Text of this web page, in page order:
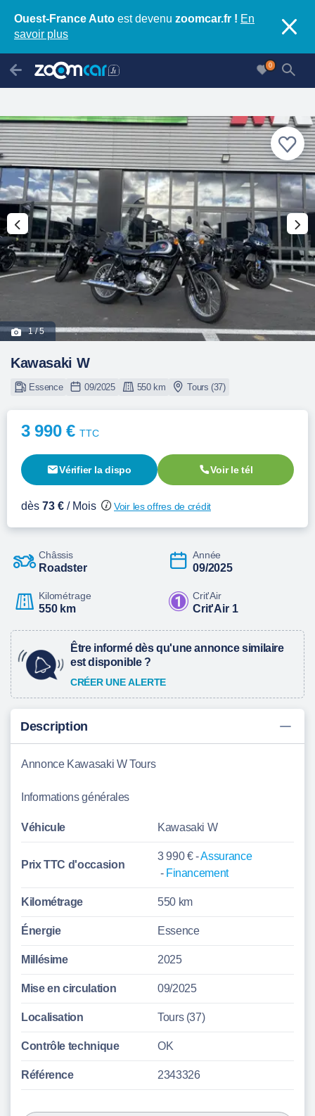
Ouest-France Auto est devenu zoomcar.fr ! En
savoir plus
0
1/ 5
Kawasaki W
Essence 09/2025 550 km Tours (37)
3 990 €TTC
Vérifier la dispo Voir le tél
dès 73 € / Mois Voir les offres de crédit
Châssis
Roadster
Année
09/2025
Kilométrage
550 km
Crit'Air
Crit'Air 1
Être informé dès qu'une annonce similaire
est disponible ?
CRÉER UNE ALERTE
Description
Annonce Kawasaki W Tours
Informations générales
Véhicule Kawasaki W
Prix TTC d'occasion
3 990 € -Assurance
- Financement
Kilométrage 550 km
Énergie Essence
Millésime 2025
Mise en circulation 09/2025
Localisation Tours (37)
Contrôle technique OK
Référence 2343326